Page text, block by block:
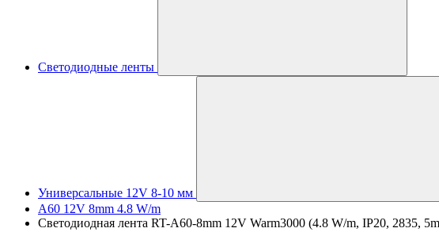
Светодиодные ленты
Универсальные 12V 8-10 мм
A60 12V 8mm 4.8 W/m
Светодиодная лента RT-A60-8mm 12V Warm3000 (4.8 W/m, IP20, 2835,